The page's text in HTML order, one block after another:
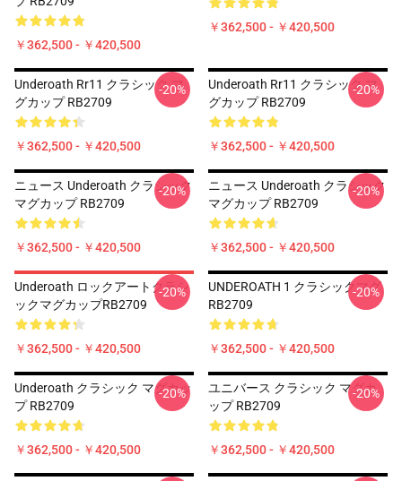
￥362,500 - ￥420,500
￥362,500 - ￥420,500
Underoath Rr11 クラシック マ
グカップ RB2709
￥362,500 - ￥420,500
-20%
Underoath Rr11 クラシック マ
グカップ RB2709
￥362,500 - ￥420,500
-20%
ニュース Underoath クラシック
マグカップ RB2709
￥362,500 - ￥420,500
-20%
ニュース Underoath クラシック
マグカップ RB2709
￥362,500 - ￥420,500
-20%
Underoath ロックアートクラシ
ックマグカップRB2709
￥362,500 - ￥420,500
-20%
UNDEROATH 1 クラシックマグ
RB2709
￥362,500 - ￥420,500
-20%
Underoath クラシック マグカッ
プ RB2709
￥362,500 - ￥420,500
-20%
ユニバース クラシック マグカ
ップ RB2709
￥362,500 - ￥420,500
-20%